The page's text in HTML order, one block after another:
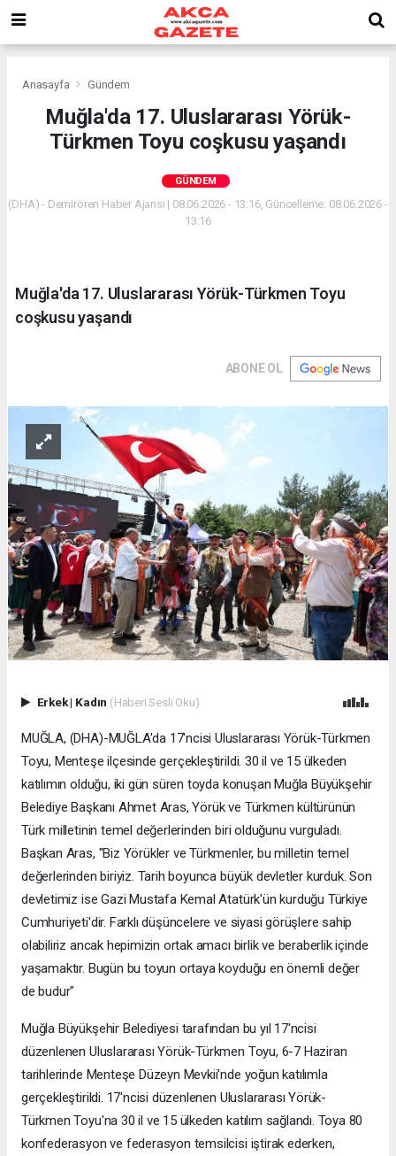
Anasayfa Gündem
Muğla'da 17. Uluslararası Yörük-
Türkmen Toyu coşkusu yaşandı
GÜNDEM
(DHA) - Demirören Haber Ajansı | 08.06.2026 - 13:16, Güncelleme: 08.06.2026 -
13:16
Muğla'da 17. Uluslararası Yörük-Türkmen Toyu
coşkusu yaşandı
ABONE OL
Erkek| Kadın (Haberi Sesli Oku)
MUĞLA, (DHA)-MUĞLA'da 17'ncisi Uluslararası Yörük-Türkmen
Toyu, Menteşe ilçesinde gerçekleştirildi. 30 il ve 15 ülkeden
katılımın olduğu, iki gün süren toyda konuşan Muğla Büyükşehir
Belediye Başkanı Ahmet Aras, Yörük ve Türkmen kültürünün
Türk milletinin temel değerlerinden biri olduğunu vurguladı.
Başkan Aras, "Biz Yörükler ve Türkmenler, bu milletin temel
değerlerinden biriyiz. Tarih boyunca büyük devletler kurduk. Son
devletimiz ise Gazi Mustafa Kemal Atatürk'ün kurduğu Türkiye
Cumhuriyeti'dir. Farklı düşüncelere ve siyasi görüşlere sahip
olabiliriz ancak hepimizin ortak amacı birlik ve beraberlik içinde
yaşamaktır. Bugün bu toyun ortaya koyduğu en önemli değer
de budur"
Muğla Büyükşehir Belediyesi tarafından bu yıl 17'ncisi
düzenlenen Uluslararası Yörük-Türkmen Toyu, 6-7 Haziran
tarihlerinde Menteşe Düzeyn Mevkii'nde yoğun katılımla
gerçekleştirildi. 17'ncisi düzenlenen Uluslararası Yörük-
Türkmen Toyu'na 30 il ve 15 ülkeden katılım sağlandı. Toya 80
konfederasyon ve federasyon temsilcisi iştirak ederken,